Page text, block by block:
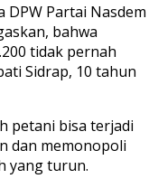
Partai Nasdem
bahwa
tidak pernah
Sidrap, 10 tahun
petani bisa terjadi
dan memonopoli
yang turun.